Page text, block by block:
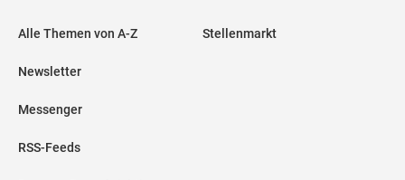
Alle Themen von A-Z
Newsletter
Messenger
RSS-Feeds
Stellenmarkt